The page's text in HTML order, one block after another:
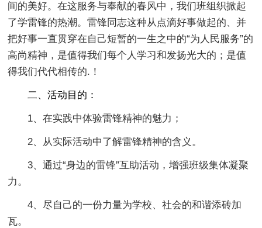
间的美好。在这服务与奉献的春风中，我们班组织掀起
了学雷锋的热潮。雷锋同志这种从点滴好事做起的、并
把好事一直贯穿在自己短暂的一生之中的“为人民服务”的
高尚精神，是值得我们每个人学习和发扬光大的；是值
得我们代代相传的.！
二、活动目的：
1、在实践中体验雷锋精神的魅力；
2、从实际活动中了解雷锋精神的含义。
3、通过“身边的雷锋”互助活动，增强班级集体凝聚
力。
4、尽自己的一份力量为学校、社会的和谐添砖加
瓦。